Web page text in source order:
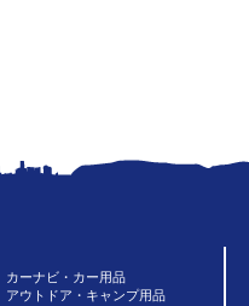
カーナビ・カー用品
アウトドア・キャンプ用品